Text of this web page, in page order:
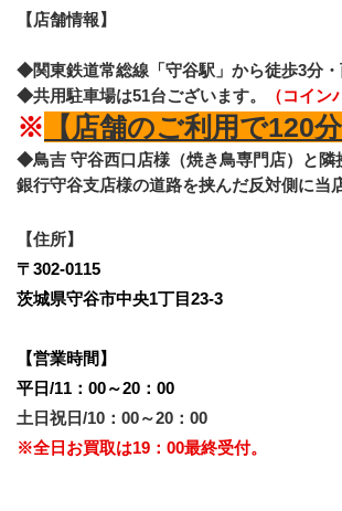
【店舗情報】
◆関東鉄道常総線「守谷駅」から徒歩3分
◆共用駐車場は51台ございます。
（コイン
※ 【店舗のご利用で120分
◆鳥吉 守谷西口店様（焼き鳥専門店）と隣
銀行守谷支店様の道路を挟んだ反対側に当
【住所】
〒302-0115
茨城県守谷市中央1丁目23-3
【営業時間】
平日/11：00～20：00
土日祝日/10：00～20：00
※全日お買取は19：00最終受付。